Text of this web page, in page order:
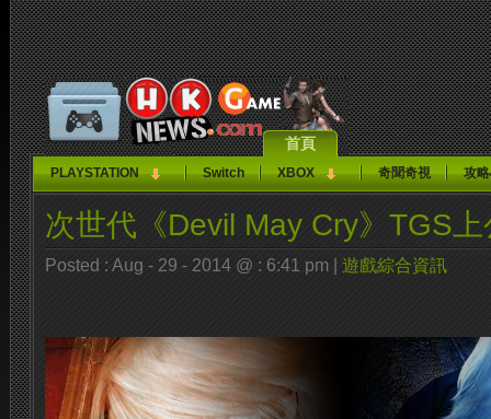
首頁
PLAYSTATION Switch XBOX 奇聞奇視 攻
次世代《Devil May Cry》TGS
Posted : Aug - 29 - 2014 @ : 6:41 pm | 遊戲綜合資訊